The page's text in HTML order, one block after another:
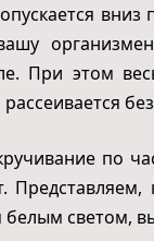
При этом
по
светом,